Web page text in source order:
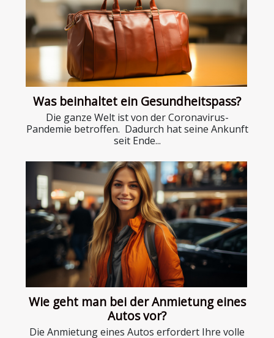
Was beinhaltet ein Gesundheitspass?
Die ganze Welt ist von der Coronavirus-
Pandemie betroffen. Dadurch hat seine Ankunft
seit Ende...
Wie geht man bei der Anmietung eines
Autos vor?
Die Anmietung eines Autos erfordert Ihre volle